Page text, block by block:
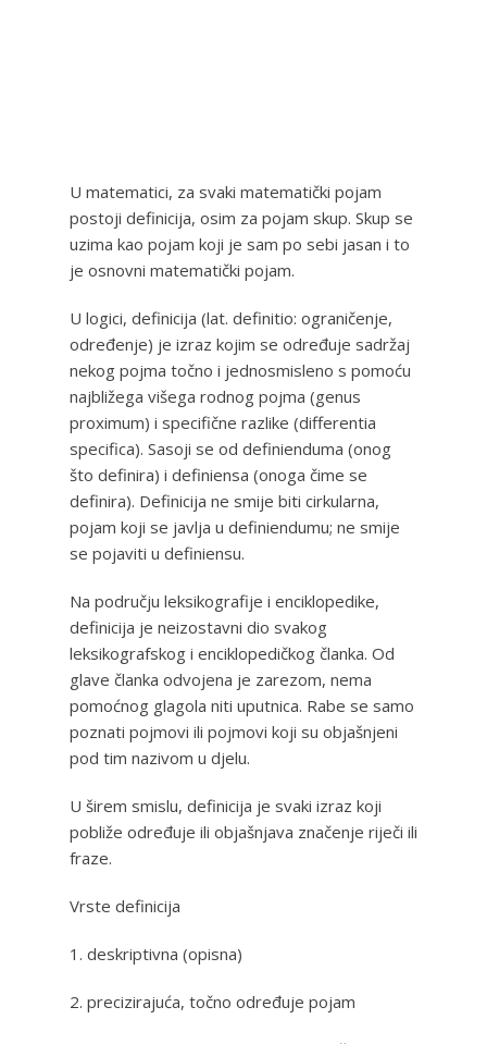
U matematici, za svaki matematički pojam
postoji definicija, osim za pojam skup. Skup se
uzima kao pojam koji je sam po sebi jasan i to
je osnovni matematički pojam.
U logici, definicija (lat. definitio: ograničenje,
određenje) je izraz kojim se određuje sadržaj
nekog pojma točno i jednosmisleno s pomoću
najbližega višega rodnog pojma (genus
proximum) i specifične razlike (differentia
specifica). Sasoji se od definienduma (onog
što definira) i definiensa (onoga čime se
definira). Definicija ne smije biti cirkularna,
pojam koji se javlja u definiendumu; ne smije
se pojaviti u definiensu.
Na području leksikografije i enciklopedike,
definicija je neizostavni dio svakog
leksikografskog i enciklopedičkog članka. Od
glave članka odvojena je zarezom, nema
pomoćnog glagola niti uputnica. Rabe se samo
poznati pojmovi ili pojmovi koji su objašnjeni
pod tim nazivom u djelu.
U širem smislu, definicija je svaki izraz koji
pobliže određuje ili objašnjava značenje riječi ili
fraze.
Vrste definicija
1. deskriptivna (opisna)
2. precizirajuća, točno određuje pojam